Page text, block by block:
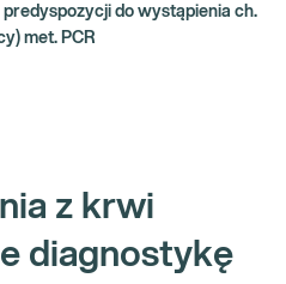
do wystąpienia ch.
met. PCR
z krwi
diagnostykę